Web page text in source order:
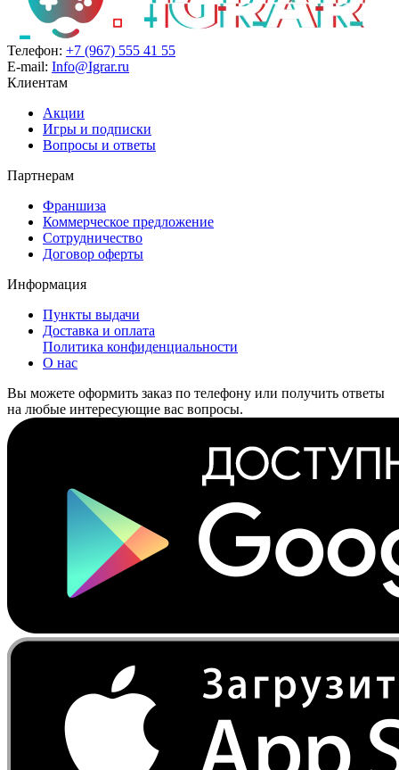
Телефон: +7 (967) 555 41 55
E-mail: Info@Igrar.ru
Клиентам
Акции
Игры и подписки
Вопросы и ответы
Партнерам
Франшиза
Коммерческое предложение
Сотрудничество
Договор оферты
Информация
Пункты выдачи
Доставка и оплата
Политика конфиденциальности
О нас
Вы можете оформить заказ по телефону или получить ответы
на любые интересующие вас вопросы.